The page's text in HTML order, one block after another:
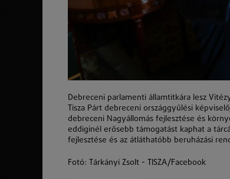
Debreceni parlamenti államtitkára lesz
Tisza Párt debreceni országgyűlési
debreceni Nagyállomás fejlesztése és
eddiginél erősebb támogatást kaphat a
fejlesztése és az átláthatóbb beruházási
Fotó: Tárkányi Zsolt - TISZA/Facebook